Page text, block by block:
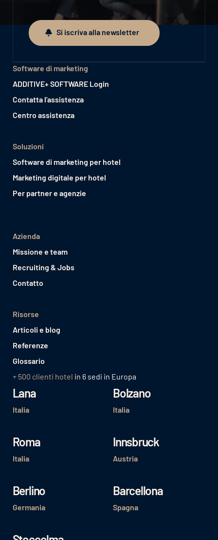
Si iscriva alla newsletter
Si iscriva alla newsletter
Software di marketing
ADDITIVE+ SOFTWARE Login
Contatta l'assistenza
Centro assistenza
Soluzioni
Software di marketing per hotel
Marketing digitale per hotel
Per partner e agenzie
Azienda
Missione e team
Recruiting & Jobs
Contatto
Risorse
Articoli e blog
Referenze
Glossario
+ 500 clienti hotel in 6 sedi in Europa
Lana
Italia
Bolzano
Italia
Roma
Italia
Innsbruck
Austria
Berlino
Germania
Barcellona
Spagna